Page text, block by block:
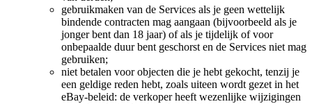
gebruikmaken van de Services als je geen wettelijk
bindende contracten mag aangaan (bijvoorbeeld als je
jonger bent dan 18 jaar) of als je tijdelijk of voor
onbepaalde duur bent geschorst en de Services niet mag
gebruiken;
niet betalen voor objecten die je hebt gekocht, tenzij je
een geldige reden hebt, zoals uiteen wordt gezet in het
eBay-beleid: de verkoper heeft wezenlijke wijzigingen